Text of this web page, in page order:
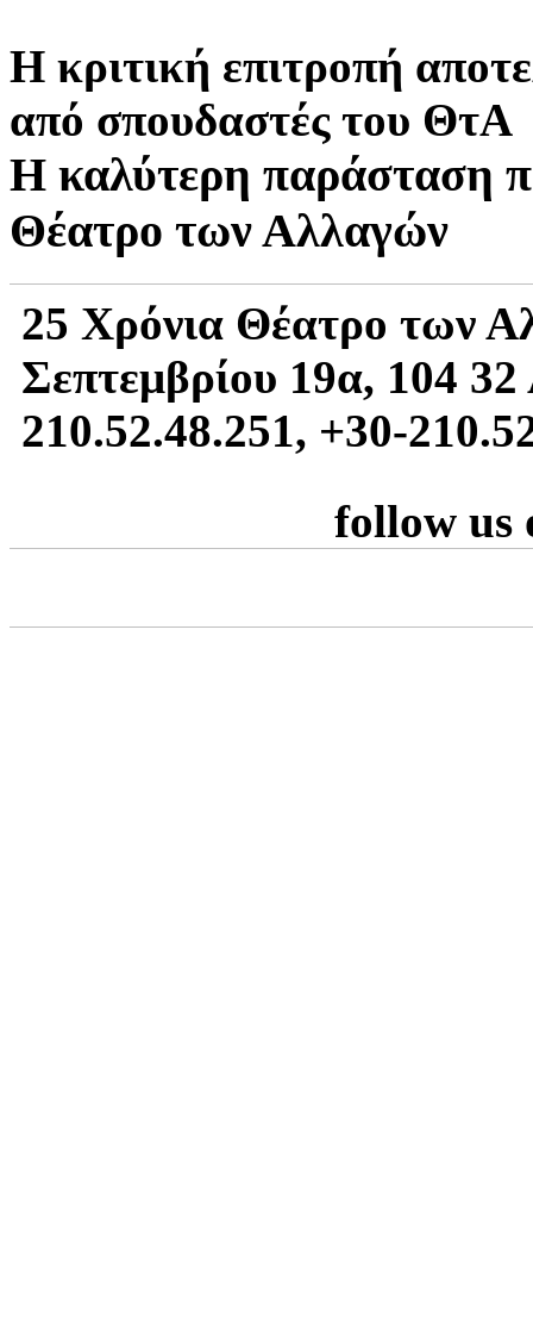
Η κριτική επιτροπή
από σπουδαστές του ΘτΑ
Η καλύτερη παράσταση
Θέατρο των Αλλαγών
25 Χρόνια Θέατρο των
Σεπτεμβρίου 19α, 104
210.52.48.251, +30-
follow us